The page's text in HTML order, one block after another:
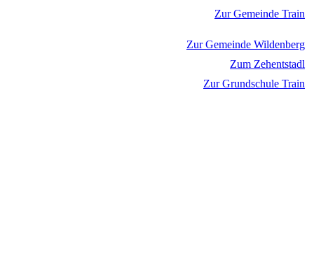
Zur Gemeinde Train
Zur Gemeinde Wildenberg
Zum Zehentstadl
Zur Grundschule Train